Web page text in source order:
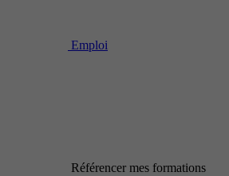
Emploi
Référencer mes formations